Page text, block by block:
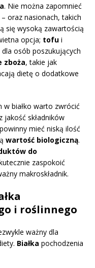
. Nie można zapomnieć
– oraz nasionach, takich
się wysoką zawartością
opcja; tofu i
osób poszukujących
zboża, takie jak
dietę o dodatkowe
białko warto zwrócić
jakość składników
mieć niską ilość
wartość biologiczną.
do
zaspokoić
makroskładnik.
i roślinnego
ważny dla
Białka pochodzenia